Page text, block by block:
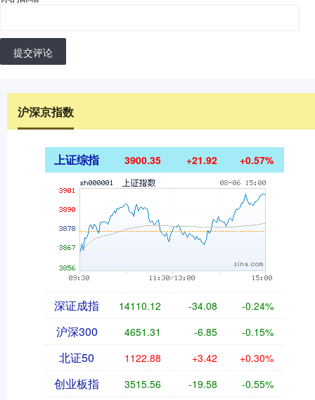
提交评论
沪深京指数
上证综指 3900.35 +21.92 +0.57%
深证成指 14110.12 -34.08 -0.24%
沪深300 4651.31 -6.85 -0.15%
北证50 1122.88 +3.42 +0.30%
创业板指 3515.56 -19.58 -0.55%